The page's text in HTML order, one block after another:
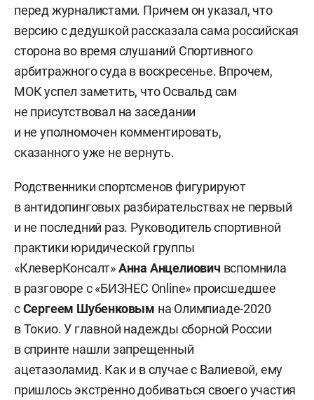
перед журналистами. Причем он указал, что
версию с дедушкой рассказала сама российская
сторона во время слушаний Спортивного
арбитражного суда в воскресенье. Впрочем,
МОК успел заметить, что Освальд сам
не присутствовал на заседании
и не уполномочен комментировать,
сказанного уже не вернуть.
Родственники спортсменов фигурируют
в антидопинговых разбирательствах не первый
и не последний раз. Руководитель спортивной
практики юридической группы
«КлеверКонсалт»Анна Анцелиович вспомнила
в разговоре с «БИЗНЕС Online» происшедшее
сСергеем Шубенковым на Олимпиаде-2020
в Токио. У главной надежды сборной России
в спринте нашли запрещенный
ацетазоламид. Как и в случае с Валиевой, ему
пришлось экстренно добиваться своего участия